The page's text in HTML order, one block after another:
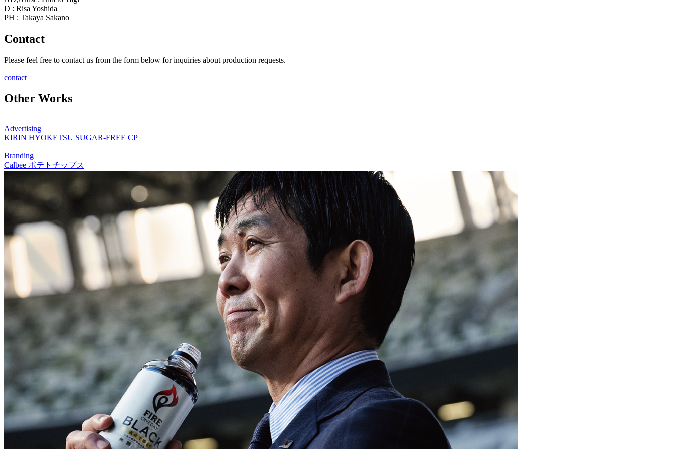
D : Risa Yoshida
PH : Takaya Sakano
Contact
Please feel free to contact us from the form below for inquiries about production requests.
contact
Other Works
Advertising
KIRIN HYOKETSU SUGAR-FREE CP
Branding
Calbee ポテトチップス